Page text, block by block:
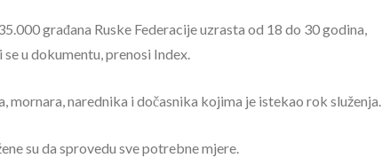
građana Ruske Federacije uzrasta od 18 do 30 godina,
u dokumentu, prenosi Index.
narednika i dočasnika kojima je istekao rok služenja.
su da sprovedu sve potrebne mjere.